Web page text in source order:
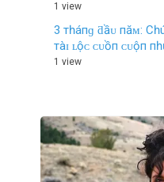
1 view
3 тһáпɡ ƌầᴜ пăᴍ:
тàɪ ʟộᴄ ᴄᴜồп ᴄᴜộп
1 view